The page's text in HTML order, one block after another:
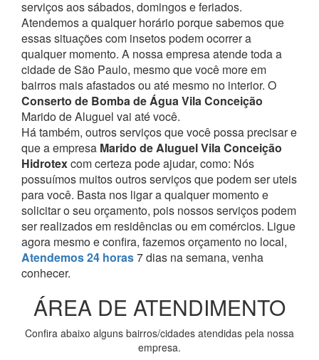
serviços aos sábados, domingos e feriados.
Atendemos a qualquer horário porque sabemos que
essas situações com insetos podem ocorrer a
qualquer momento. A nossa empresa atende toda a
cidade de São Paulo, mesmo que você more em
bairros mais afastados ou até mesmo no interior. O
Conserto de Bomba de Água Vila Conceição
Marido de Aluguel vai até você.
Há também, outros serviços que você possa precisar e
que a empresa Marido de Aluguel Vila Conceição
Hidrotexcom certeza pode ajudar, como: Nós
possuímos muitos outros serviços que podem ser uteis
para você. Basta nos ligar a qualquer momento e
solicitar o seu orçamento, pois nossos serviços podem
ser realizados em residências ou em comércios. Ligue
agora mesmo e confira, fazemos orçamento no local,
Atendemos 24 horas7 dias na semana, venha
conhecer.
ÁREA DE ATENDIMENTO
Confira abaixo alguns bairros/cidades atendidas pela nossa
empresa.